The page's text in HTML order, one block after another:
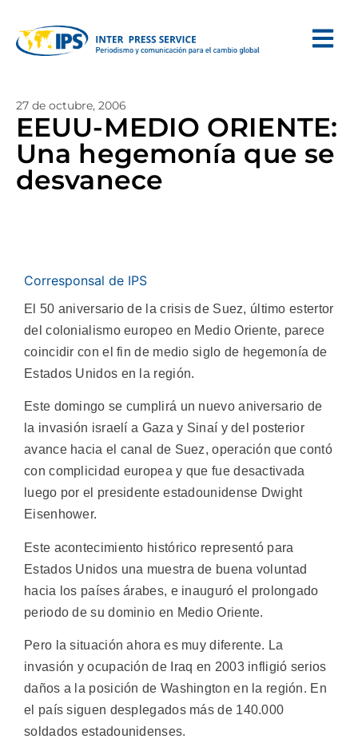
27 de octubre, 2006
EEUU-MEDIO ORIENTE:
Una hegemonía que se
desvanece
Corresponsal de IPS
El 50 aniversario de la crisis de Suez, último estertor
del colonialismo europeo en Medio Oriente, parece
coincidir con el fin de medio siglo de hegemonía de
Estados Unidos en la región.
Este domingo se cumplirá un nuevo aniversario de
la invasión israelí a Gaza y Sinaí y del posterior
avance hacia el canal de Suez, operación que contó
con complicidad europea y que fue desactivada
luego por el presidente estadounidense Dwight
Eisenhower.
Este acontecimiento histórico representó para
Estados Unidos una muestra de buena voluntad
hacia los países árabes, e inauguró el prolongado
periodo de su dominio en Medio Oriente.
Pero la situación ahora es muy diferente. La
invasión y ocupación de Iraq en 2003 infligió serios
daños a la posición de Washington en la región. En
el país siguen desplegados más de 140.000
soldados estadounidenses.